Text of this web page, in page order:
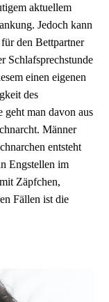
aktuellem
Jedoch kann
den Bett­partner
Schlafsprechstunde
einen eigenen
des
geht man davon aus
Männer
entsteht
Engstellen im
Zäpfchen,
Fällen ist die